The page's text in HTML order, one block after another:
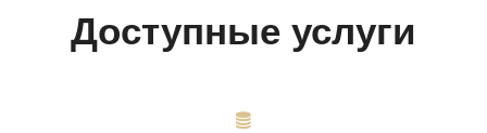
Доступные услуги